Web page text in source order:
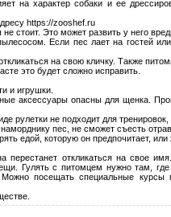
на характер собаки и ее
https://zooshef.ru
стоит. Это может развить у него
Если пес лает на гостей
на свою кличку. Также
это будет сложно исправить.
и игрушки.
аксессуары опасны для щенка.
не подходит для тренировок,
пес, не сможет съесть
едой, которую он предпочитает,
перестанет откликаться на свое
Гулять с питомцем нужно там,
посещать специальные курсы